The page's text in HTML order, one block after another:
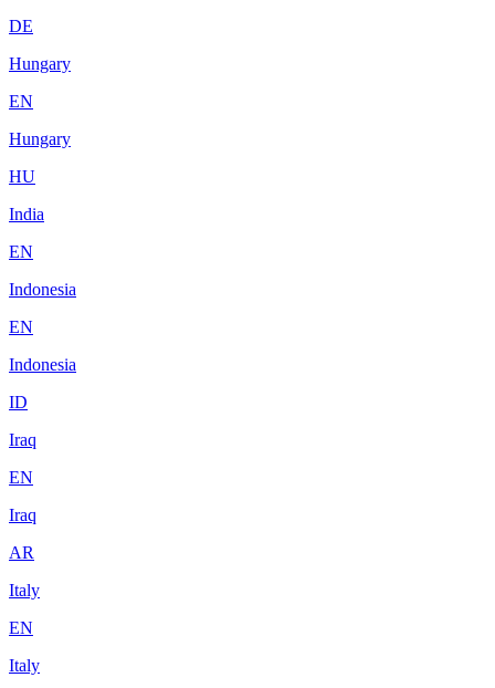
DE
Hungary
EN
Hungary
HU
India
EN
Indonesia
EN
Indonesia
ID
Iraq
EN
Iraq
AR
Italy
EN
Italy